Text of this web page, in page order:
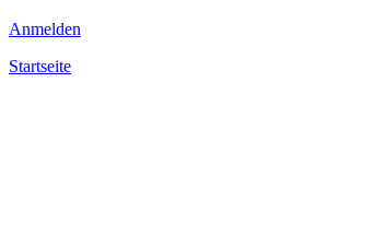
Anmelden
Startseite